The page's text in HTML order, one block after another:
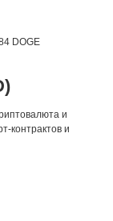
DOGE
и
контрактов и